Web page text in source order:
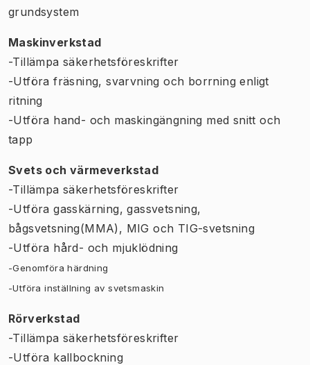
grundsystem
Maskinverkstad
-Tillämpa säkerhetsföreskrifter
-Utföra fräsning, svarvning och borrning enligt
ritning
-Utföra hand- och maskingängning med snitt och
tapp
Svets och värmeverkstad
-Tillämpa säkerhetsföreskrifter
-Utföra gasskärning, gassvetsning,
bågsvetsning(MMA), MIG och TIG-svetsning
-Utföra hård- och mjuklödning
-Genomföra härdning
-Utföra inställning av svetsmaskin
Rörverkstad
-Tillämpa säkerhetsföreskrifter
-Utföra kallbockning